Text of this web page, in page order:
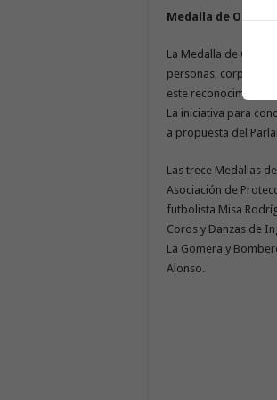
Medalla de Oro de
La Medalla de Oro
personas,
este reconocimiento
La iniciativa para
a propuesta del
Las trece Medallas
Asociación de
futbolista Misa
Coros y Danzas de
La Gomera y
Alonso.